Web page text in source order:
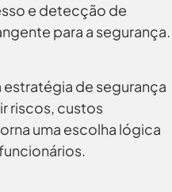
e detecção de
para a segurança.
estratégia de segurança
riscos, custos
uma escolha lógica